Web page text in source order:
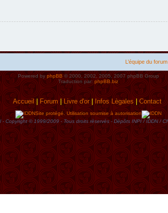
L’équipe du forum
Powered byphpBB© 2000, 2002, 2005, 2007 phpBB Group
Traduction par:phpBB.biz
Accueil| Forum|Livre d'or|Infos Lègales|Contact
Site protégé. Utilisation soumise à autorisation
Copyright © 1999/2009 - Tous droits rèservès - Dèpôts INPI / IDDN /